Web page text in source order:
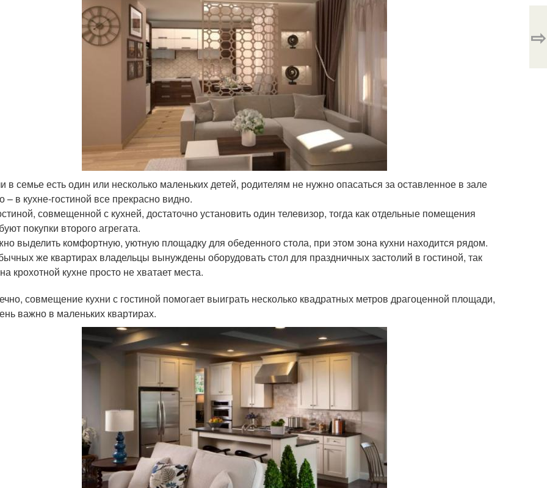
в семье есть один или несколько маленьких детей, родителям не нужно опасаться за оставленное в зале
– в кухне-гостиной все прекрасно видно.
совмещенной с кухней, достаточно установить один телевизор, тогда как отдельные помещения
покупки второго агрегата.
выделить комфортную, уютную площадку для обеденного стола, при этом зона кухни находится рядом.
же квартирах владельцы вынуждены оборудовать стол для праздничных застолий в гостиной, так
крохотной кухне просто не хватает места.
совмещение кухни с гостиной помогает выиграть несколько квадратных метров драгоценной площади,
важно в маленьких квартирах.
⇨